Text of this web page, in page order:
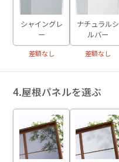
シャイングレ
ー
差額なし
ナチュラルシ
ルバー
差額なし
4.屋根パネルを選ぶ